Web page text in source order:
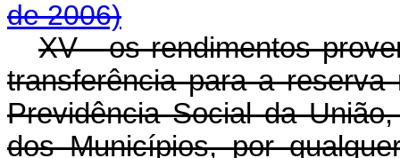
de 2006)
XV - os rendimentos
transferência para a
Previdência Social da
dos Municípios, por